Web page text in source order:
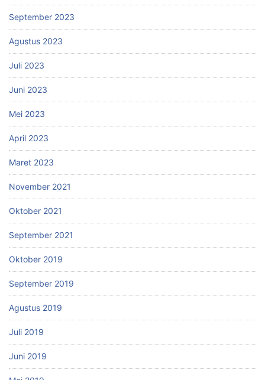
September 2023
Agustus 2023
Juli 2023
Juni 2023
Mei 2023
April 2023
Maret 2023
November 2021
Oktober 2021
September 2021
Oktober 2019
September 2019
Agustus 2019
Juli 2019
Juni 2019